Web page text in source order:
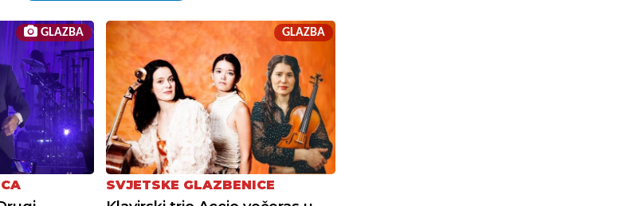
GLAZBA GLAZBA
SVJETSKE GLAZBENICE